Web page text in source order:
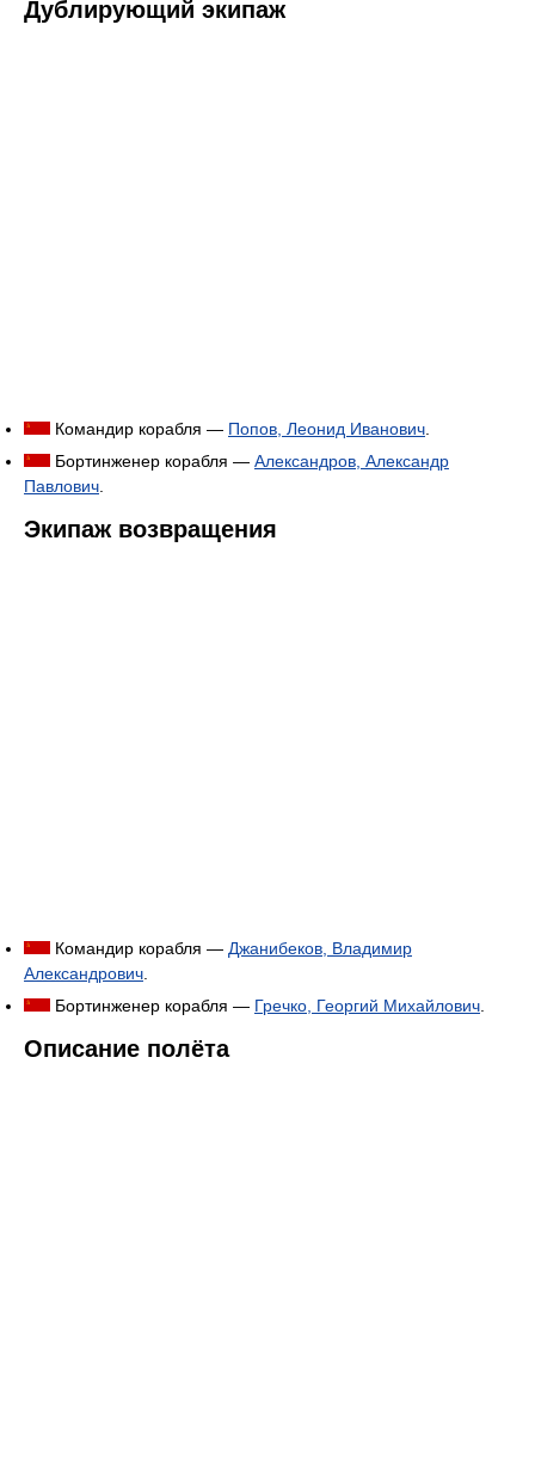
Дублирующий экипаж
Командир корабля — Попов, Леонид Иванович
Бортинженер корабля — Александров, Александр
Павлович
Экипаж возвращения
Командир корабля — Джанибеков, Владимир
Александрович
Бортинженер корабля — Гречко, Георгий Михайлович
Описание полёта